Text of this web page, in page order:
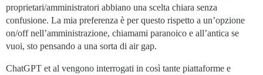
proprietari/amministratori abbiano una scelta chiara senza
confusione. La mia preferenza è per questo rispetto a un’opzione
on/off nell’amministrazione, chiamami paranoico e all’antica se
vuoi, sto pensando a una sorta di air gap.
ChatGPT et al vengono interrogati in così tante piattaforme e